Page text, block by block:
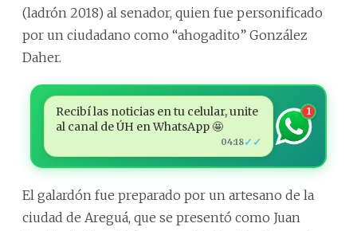
(ladrón 2018) al senador, quien fue personificado
por un ciudadano como “ahogadito” González
Daher.
Recibí las noticias en tu celular, unite
al canal de ÚH en WhatsApp 🤩
04:18✓✓
1
El galardón fue preparado por un artesano de la
ciudad de Areguá, que se presentó como Juan